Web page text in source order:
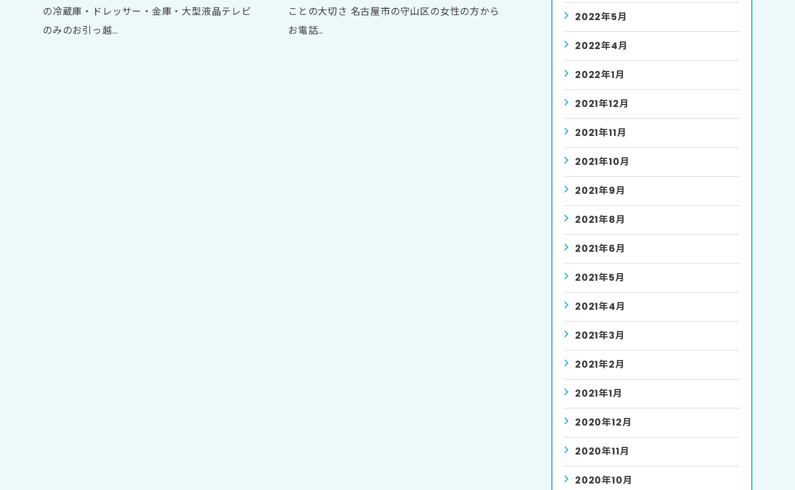
の冷蔵庫・ドレッサー・金庫・大型液晶テレビ
のみのお引っ越…
ことの大切さ 名古屋市の守山区の女性の方から
お電話…
2022年5月
2022年4月
2022年1月
2021年12月
2021年11月
2021年10月
2021年9月
2021年8月
2021年6月
2021年5月
2021年4月
2021年3月
2021年2月
2021年1月
2020年12月
2020年11月
2020年10月